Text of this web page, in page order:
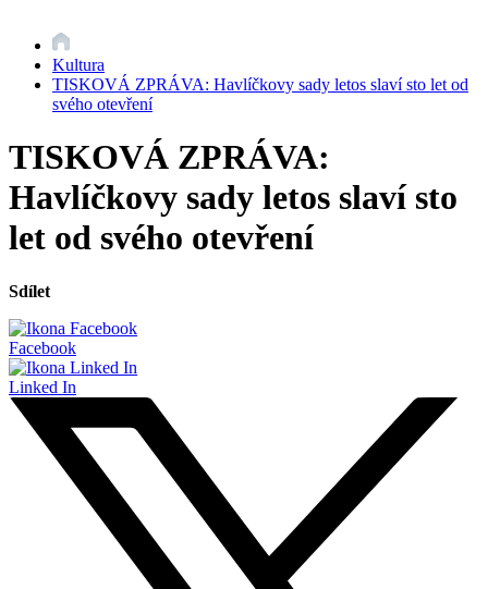
Kultura
TISKOVÁ ZPRÁVA: Havlíčkovy sady letos slaví sto let od
svého otevření
TISKOVÁ ZPRÁVA:
Havlíčkovy sady letos slaví sto
let od svého otevření
Sdílet
Facebook
Linked In